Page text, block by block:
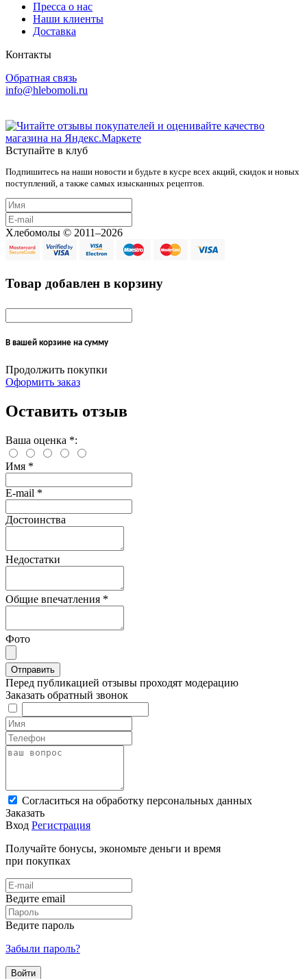
Пресса о нас
Наши клиенты
Доставка
Контакты
Обратная связь
info@hlebomoli.ru
Вступайте в клуб
Подпишитесь на наши новости и будьте в кусре всех акций, скидок и новых
поступлений, а также самых изысканных рецептов.
Хлебомолы © 2011–2026
Товар добавлен в корзину
В вашей корзине на сумму
Продолжить покупки
Оформить заказ
Оставить отзыв
Ваша оценка *:
Имя *
E-mail *
Достоинства
Недостатки
Общие впечатления *
Фото
Перед публикацией отзывы проходят модерацию
Заказать обратный звонок
Cогласиться на обработку персональных данных
Заказать
Вход Регистрация
Получайте бонусы, экономьте деньги и время
при покупках
Ведите email
Ведите пароль
Забыли пароль?
Войти